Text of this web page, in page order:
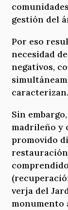
gestión del
Por eso
necesidad
negativos,
caracterizan.
Sin
madrileño y
promovido
verja del
monumento